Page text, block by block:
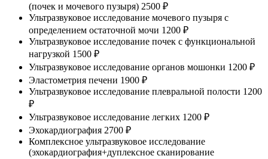
(почек и мочевого пузыря) 2500 ₽
Ультразвуковое исследование мочевого пузыря с
определением остаточной мочи 1200 ₽
Ультразвуковое исследование почек с функциональной
нагрузкой 1500 ₽
Ультразвуковое исследование органов мошонки 1200 ₽
Эластометрия печени 1900 ₽
Ультразвуковое исследование плевральной полости 1200
₽
Ультразвуковое исследование легких 1200 ₽
Эхокардиография 2700 ₽
Комплексное ультразвуковое исследование
(эхокардиография+дуплексное сканирование